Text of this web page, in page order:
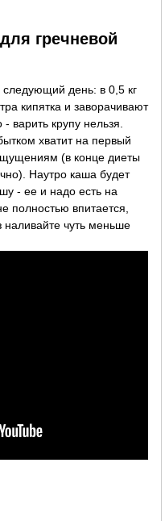
гречневой
следующий день: в 0,5 кг
кипятка и заворачивают
варить крупу нельзя.
хватит на первый
(в конце диеты
Наутро каша будет
- ее и надо есть на
полностью впитается,
чуть меньше